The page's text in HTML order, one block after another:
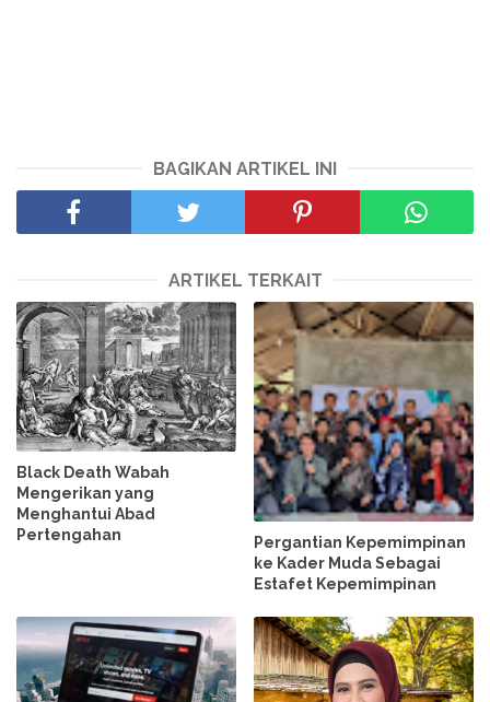
BAGIKAN ARTIKEL INI
ARTIKEL TERKAIT
Black Death Wabah
Mengerikan yang
Menghantui Abad
Pertengahan
Pergantian Kepemimpinan
ke Kader Muda Sebagai
Estafet Kepemimpinan